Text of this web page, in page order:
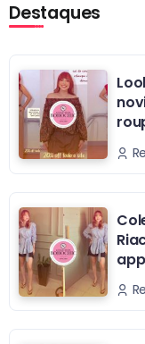
Destaques